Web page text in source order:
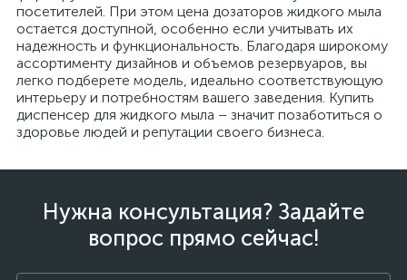
посетителей. При этом цена дозаторов жидкого мыла
остается доступной, особенно если учитывать их
надежность и функциональность. Благодаря широкому
ассортименту дизайнов и объемов резервуаров, вы
легко подберете модель, идеально соответствующую
интерьеру и потребностям вашего заведения. Купить
диспенсер для жидкого мыла – значит позаботиться о
здоровье людей и репутации своего бизнеса.
Нужна консультация? Задайте
вопрос прямо сейчас!